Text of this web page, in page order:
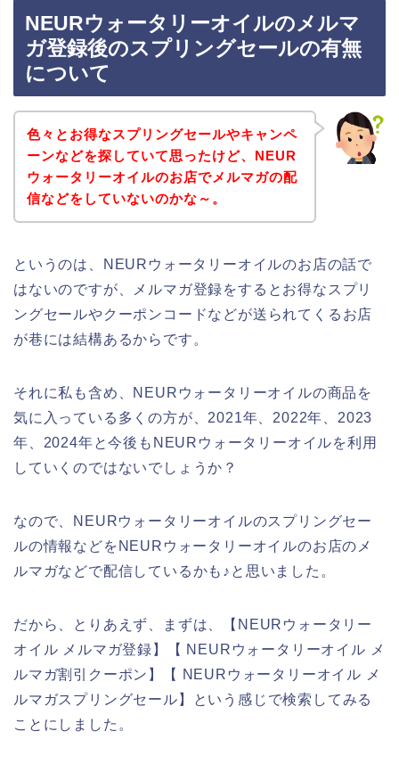
NEURウォータリーオイルのメルマ
ガ登録後のスプリングセールの有無
について
色々とお得なスプリングセールやキャンペ
ーンなどを探していて思ったけど、NEUR
ウォータリーオイルのお店でメルマガの配
信などをしていないのかな～。
というのは、NEURウォータリーオイルのお店の話で
はないのですが、メルマガ登録をするとお得なスプリ
ングセールやクーポンコードなどが送られてくるお店
が巷には結構あるからです。
それに私も含め、NEURウォータリーオイルの商品を
気に入っている多くの方が、2021年、2022年、2023
年、2024年と今後もNEURウォータリーオイルを利用
していくのではないでしょうか？
なので、NEURウォータリーオイルのスプリングセー
ルの情報などをNEURウォータリーオイルのお店のメ
ルマガなどで配信しているかも♪と思いました。
だから、とりあえず、まずは、【NEURウォータリー
オイル メルマガ登録】【 NEURウォータリーオイル メ
ルマガ割引クーポン】【 NEURウォータリーオイル メ
ルマガスプリングセール】という感じで検索してみる
ことにしました。